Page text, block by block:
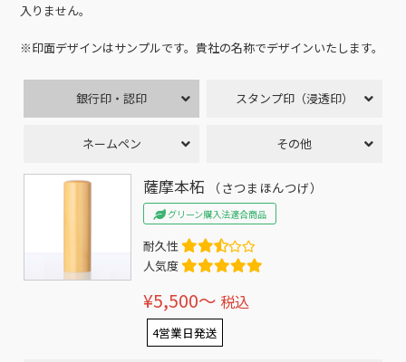
入りません。
※印面デザインはサンプルです。貴社の名称でデザインいたします。
銀行印・認印 スタンプ印（浸透印）
ネームペン その他
薩摩本柘 （さつまほんつげ）
グリーン購入法適合商品
耐久性
人気度
¥5,500〜 税込
4営業日発送